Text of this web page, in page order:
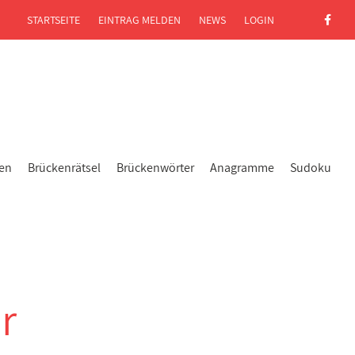
Brückenrätsel Brückenwörter Anagramme Sudoku
STARTSEITE EINTRAG MELDEN NEWS LOGIN